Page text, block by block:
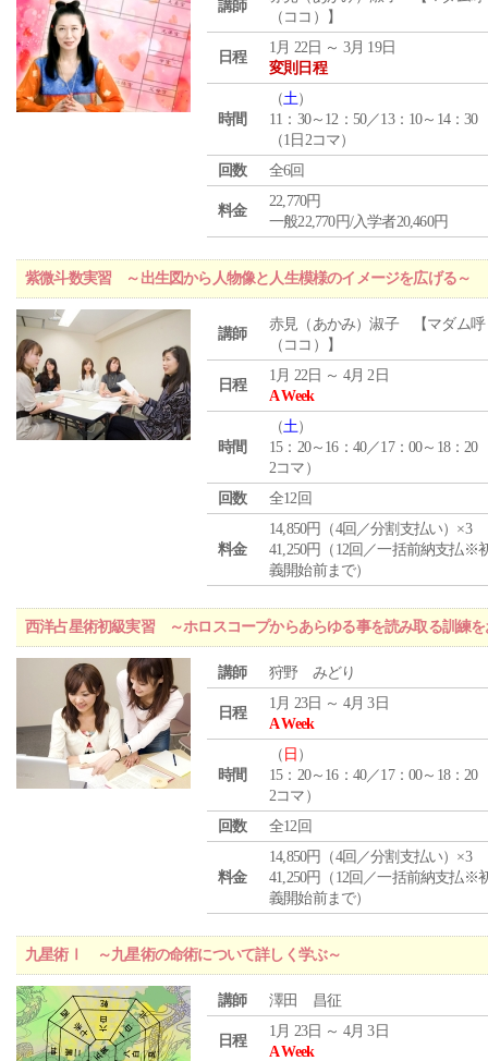
講師
（ココ）】
日程
1月 22日 ～ 3月 19日
変則日程
時間
（土）
11：30～12：50／13：10～14：30
（1日2コマ）
回数
全6回
料金
22,770円
一般22,770円/入学者20,460円
紫微斗数実習 ～出生図から人物像と人生模様のイメージを広げる～
講師
赤見（あかみ）淑子 【マダム呼
（ココ）】
日程
1月 22日 ～ 4月 2日
A Week
時間
（土）
15：20～16：40／17：00～18：20
2コマ）
回数
全12回
料金
14,850円（4回／分割支払い）×3
41,250円（12回／一括前納支払※
義開始前まで）
西洋占星術初級実習 ～ホロスコープからあらゆる事を読み取る訓練を
講師 狩野 みどり
日程
1月 23日 ～ 4月 3日
A Week
時間
（ 日 ）
15：20～16：40／17：00～18：20
2コマ）
回数
全12回
料金
14,850円（4回／分割支払い）×3
41,250円（12回／一括前納支払※
義開始前まで）
九星術Ⅰ ～九星術の命術について詳しく学ぶ～
講師 澤田 昌征
日程
1月 23日 ～ 4月 3日
A Week